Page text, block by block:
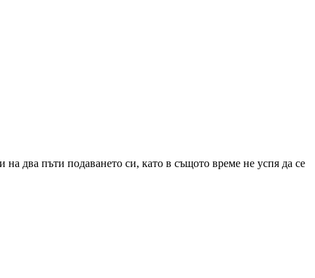
два пъти подаването си, като в същото време не успя да се